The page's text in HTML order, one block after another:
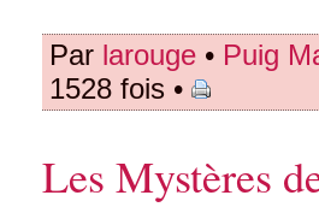
Par larouge • Puig
1528 fois •
Les Mystères